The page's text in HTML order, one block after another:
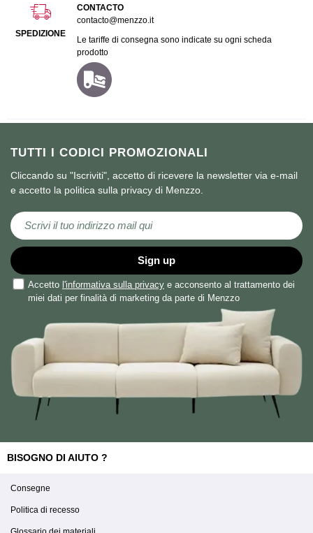
TUTTI I CODICI PROMOZIONALI
Cliccando su "Iscriviti", accetto di ricevere la newsletter via e-mail
e accetto la politica sulla privacy di Menzzo.
Iscriviti alla nostra Newsletter:
Sign up
Accetto l'informativa sulla privacy e acconsento al trattamento dei
miei dati per finalità di marketing da parte di Menzzo
SPEDIZIONE
CONTACTO
contacto@menzzo.it
Le tariffe di consegna sono indicate su ogni scheda
prodotto
BISOGNO DI AIUTO ?
Consegne
Politica di recesso